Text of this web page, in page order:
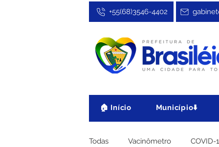
+55(68)3546-4402
🏠 Início Município⬇️
Todas Vacinômetro COVID-